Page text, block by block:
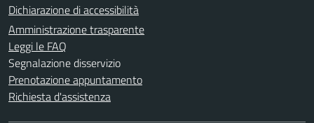
Dichiarazione di accessibilità
Amministrazione trasparente
Leggi le FAQ
Segnalazione disservizio
Prenotazione appuntamento
Richiesta d'assistenza